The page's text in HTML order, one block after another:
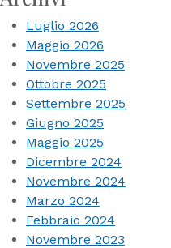
Luglio 2026
Maggio 2026
Novembre 2025
Ottobre 2025
Settembre 2025
Giugno 2025
Maggio 2025
Dicembre 2024
Novembre 2024
Marzo 2024
Febbraio 2024
Novembre 2023